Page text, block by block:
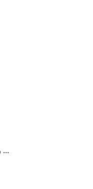
رشته: |طراحی و نقاشی|نقاشیخط|خوش ...